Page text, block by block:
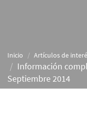
Inicio Artículos de
Información
Septiembre 2014